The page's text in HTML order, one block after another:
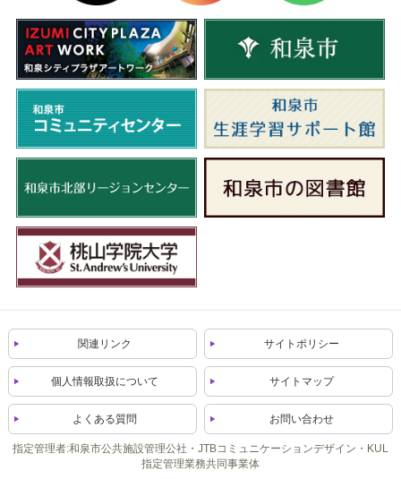
関連リンク サイトポリシー
個人情報取扱について サイトマップ
よくある質問 お問い合わせ
指定管理者:和泉市公共施設管理公社・JTBコミュニケーションデザイン・KUL
指定管理業務共同事業体